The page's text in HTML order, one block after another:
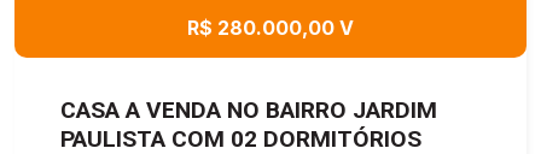
R$ 280.000,00 V
CASA A VENDA NO BAIRRO JARDIM
PAULISTA COM 02 DORMITÓRIOS